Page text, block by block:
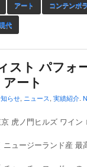
アート コンテンポ
代
スト パフォ
ート
らせ, ニュース, 実績紹介.
虎ノ門ヒルズ ワイン
ニュージーランド産